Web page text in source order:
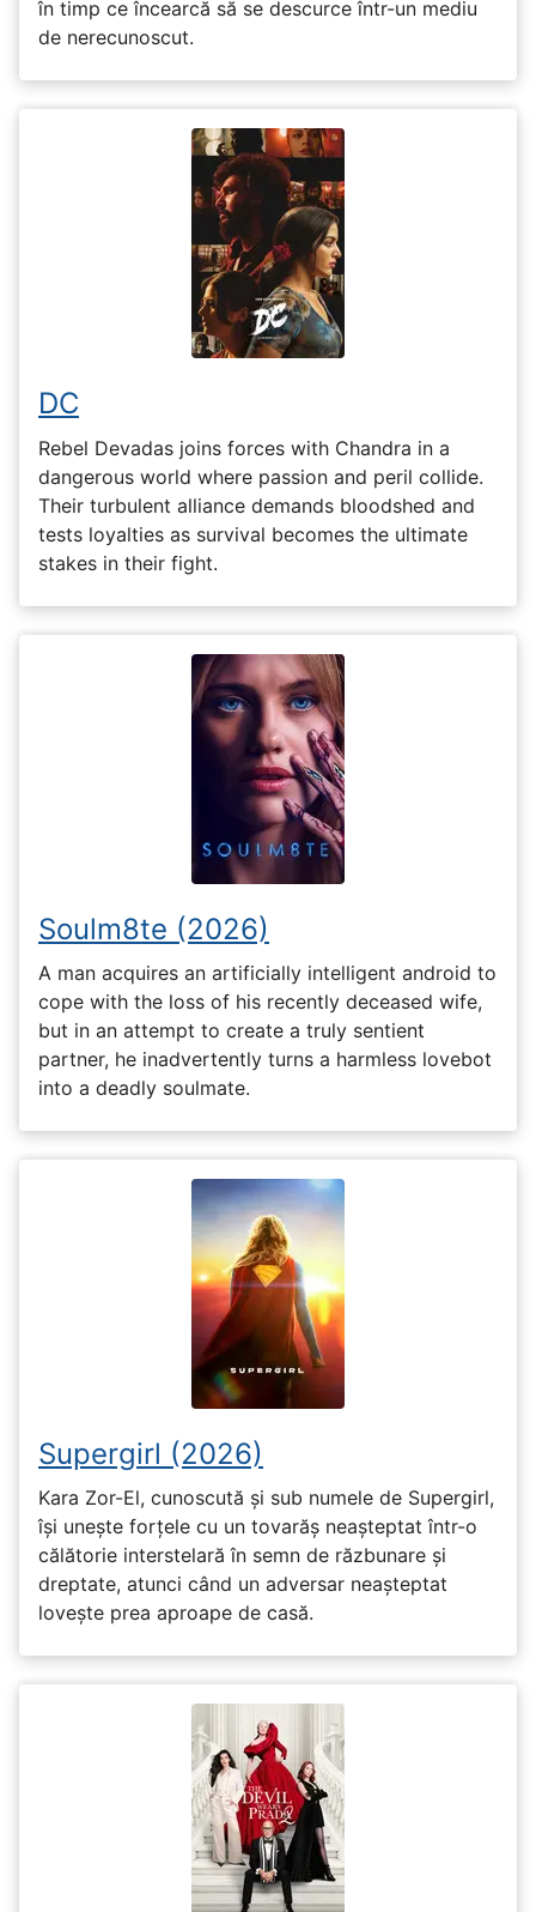
în timp ce încearcă să se descurce într-un mediu
de nerecunoscut.
DC
Rebel Devadas joins forces with Chandra in a
dangerous world where passion and peril collide.
Their turbulent alliance demands bloodshed and
tests loyalties as survival becomes the ultimate
stakes in their fight.
Soulm8te (2026)
A man acquires an artificially intelligent android to
cope with the loss of his recently deceased wife,
but in an attempt to create a truly sentient
partner, he inadvertently turns a harmless lovebot
into a deadly soulmate.
Supergirl (2026)
Kara Zor-El, cunoscută și sub numele de Supergirl,
își unește forțele cu un tovarăș neașteptat într-o
călătorie interstelară în semn de răzbunare și
dreptate, atunci când un adversar neașteptat
lovește prea aproape de casă.